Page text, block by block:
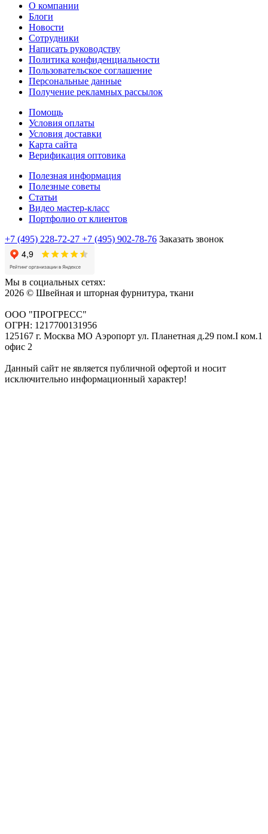
О компании
Блоги
Новости
Сотрудники
Написать руководству
Политика конфиденциальности
Пользовательское соглашение
Персональные данные
Получение рекламных рассылок
Помощь
Условия оплаты
Условия доставки
Карта сайта
Верификация оптовика
Полезная информация
Полезные советы
Статьи
Видео мастер-класс
Портфолио от клиентов
+7 (495) 228-72-27 +7 (495) 902-78-76 Заказать звонок
Мы в социальных сетях:
2026 © Швейная и шторная фурнитура, ткани
ООО "ПРОГРЕСС"
ОГРН: 1217700131956
125167 г. Москва МО Аэропорт ул. Планетная д.29 пом.I ком.1
офис 2
Данный сайт не является публичной офертой и носит
исключительно информационный характер!